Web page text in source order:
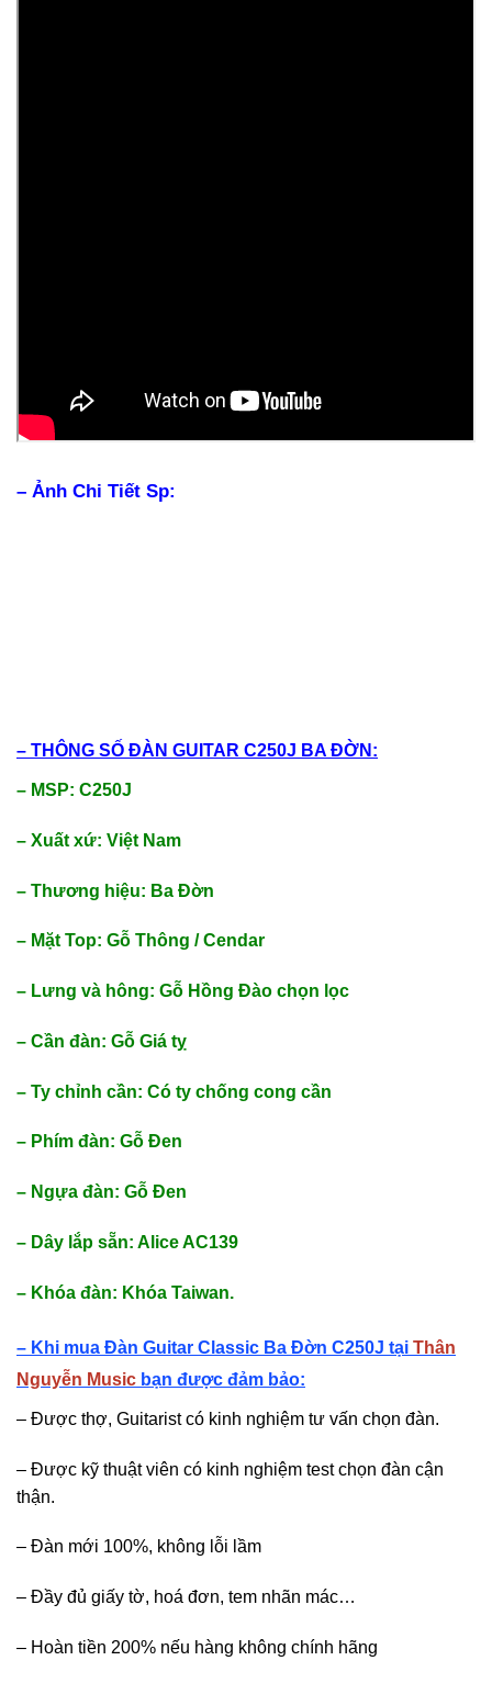
– Ảnh Chi Tiết Sp:
– THÔNG SỐ ĐÀN GUITAR C250J BA ĐỜN:
– MSP: C250J
– Xuất xứ: Việt Nam
– Thương hiệu: Ba Đờn
– Mặt Top: Gỗ Thông / Cendar
– Lưng và hông: Gỗ Hồng Đào chọn lọc
– Cần đàn: Gỗ Giá tỵ
– Ty chỉnh cần: Có ty chống cong cần
– Phím đàn: Gỗ Đen
– Ngựa đàn: Gỗ Đen
– Dây lắp sẵn: Alice AC139
– Khóa đàn: Khóa Taiwan.
– Khi mua Đàn Guitar Classic Ba Đờn C250J tại Thân
Nguyễn Music bạn được đảm bảo:
– Được thợ, Guitarist có kinh nghiệm tư vấn chọn đàn.
– Được kỹ thuật viên có kinh nghiệm test chọn đàn cận
thận.
– Đàn mới 100%, không lỗi lầm
– Đầy đủ giấy tờ, hoá đơn, tem nhãn mác…
– Hoàn tiền 200% nếu hàng không chính hãng